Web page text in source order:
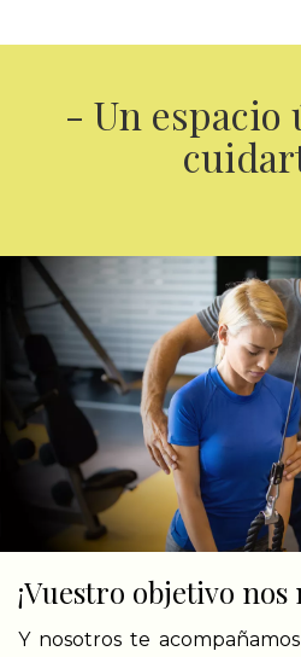
- Un espacio
¡Vuestro objetivo
Y nosotros te